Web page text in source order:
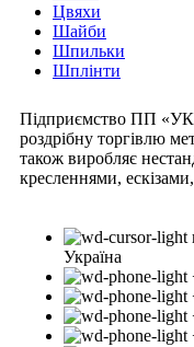
Цвяхи
Шайби
Шпильки
Шплінти
Підприємство ПП
роздрібну торгівлю
також виробляє
кресленнями,
Україна